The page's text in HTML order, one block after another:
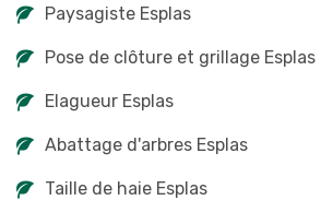
Paysagiste Esplas
Pose de clôture et grillage Esplas
Elagueur Esplas
Abattage d'arbres Esplas
Taille de haie Esplas